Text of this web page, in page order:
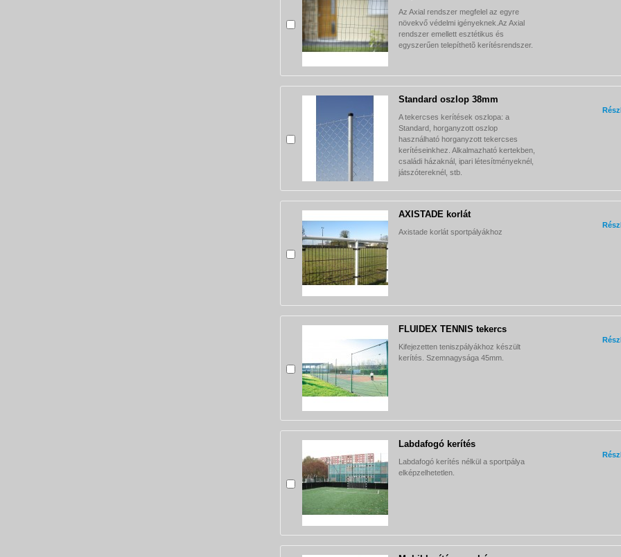
Az Axial rendszer megfelel az egyre
növekvő védelmi igényeknek.Az Axial
rendszer emellett esztétikus és
egyszerűen telepíthetõ kerítésrendszer.
Standard oszlop 38mm
A tekercses kerítések oszlopa: a
Standard, horganyzott oszlop
használható horganyzott tekercses
kerítéseinkhez. Alkalmazható kertekben,
családi házaknál, ipari létesítményeknél,
játszótereknél, stb.
AXISTADE korlát
Axistade korlát sportpályákhoz
FLUIDEX TENNIS tekercs
Kifejezetten teniszpályákhoz készült
kerítés. Szemnagysága 45mm.
Labdafogó kerítés
Labdafogó kerítés nélkül a sportpálya
elképzelhetetlen.